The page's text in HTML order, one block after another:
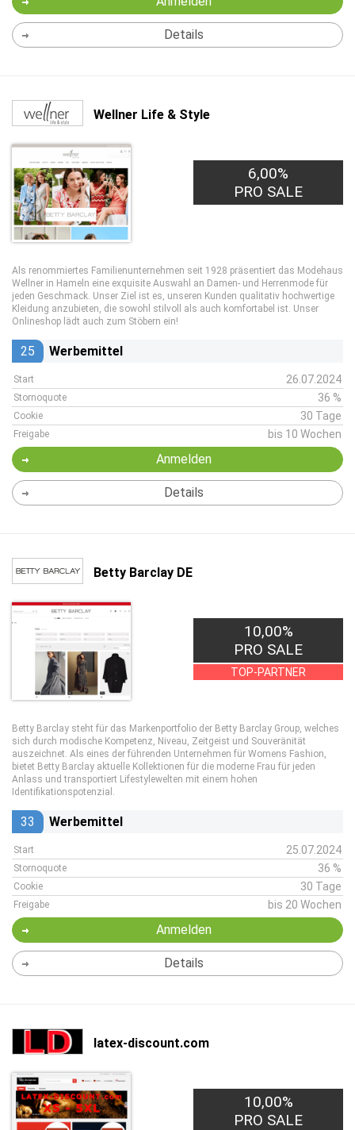
Details
Wellner Life & Style
6,00%
PRO SALE
Als renommiertes Familienunternehmen seit 1928 präsentiert das Modehaus
Wellner in Hameln eine exquisite Auswahl an Damen- und Herrenmode für
jeden Geschmack. Unser Ziel ist es, unseren Kunden qualitativ hochwertige
Kleidung anzubieten, die sowohl stilvoll als auch komfortabel ist. Unser
Onlineshop lädt auch zum Stöbern ein!
25 Werbemittel
Start 26.07.2024
Stornoquote 36 %
Cookie 30 Tage
Freigabe bis 10 Wochen
Anmelden
Details
Betty Barclay DE
10,00%
PRO SALE
TOP-PARTNER
Betty Barclay steht für das Markenportfolio der Betty Barclay Group, welches
sich durch modische Kompetenz, Niveau, Zeitgeist und Souveränität
auszeichnet. Als eines der führenden Unternehmen für Womens Fashion,
bietet Betty Barclay aktuelle Kollektionen für die moderne Frau für jeden
Anlass und transportiert Lifestylewelten mit einem hohen
Identifikationspotenzial.
33 Werbemittel
Start 25.07.2024
Stornoquote 36 %
Cookie 30 Tage
Freigabe bis 20 Wochen
Anmelden
Details
latex-discount.com
10,00%
PRO SALE